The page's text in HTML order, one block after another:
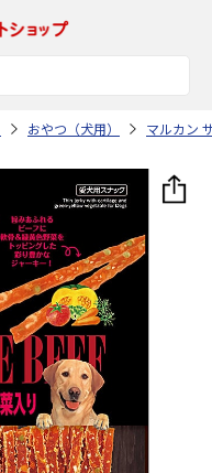
おやつ（犬用） マルカン